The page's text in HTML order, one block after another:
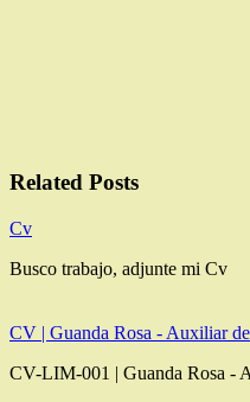
Related Posts
Cv
Busco trabajo, adjunte mi Cv
CV | Guanda Rosa - Auxiliar
CV-LIM-001 | Guanda Rosa -